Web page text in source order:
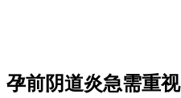
孕前阴道炎急需重视